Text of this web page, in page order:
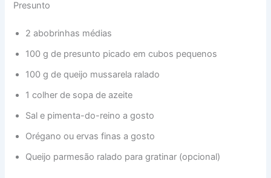
Presunto
2 abobrinhas médias
100 g de presunto picado em cubos pequenos
100 g de queijo mussarela ralado
1 colher de sopa de azeite
Sal e pimenta-do-reino a gosto
Orégano ou ervas finas a gosto
Queijo parmesão ralado para gratinar (opcional)